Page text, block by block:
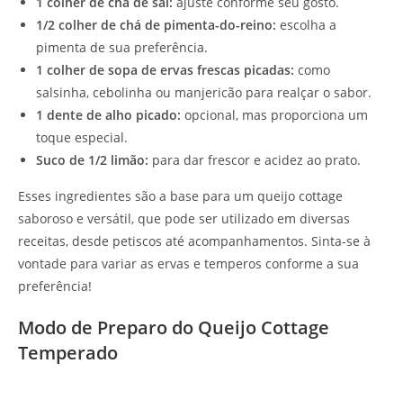
1/2 colher de chá de pimenta-do-reino: escolha a
pimenta de sua preferência.
1 colher de sopa de ervas frescas picadas: como
salsinha, cebolinha ou manjericão para realçar o sabor.
1 dente de alho picado: opcional, mas proporciona um
toque especial.
Suco de 1/2 limão: para dar frescor e acidez ao prato.
Esses ingredientes são a base para um queijo cottage
saboroso e versátil, que pode ser utilizado em diversas
receitas, desde petiscos até acompanhamentos. Sinta-se à
vontade para variar as ervas e temperos conforme a sua
preferência!
Modo de Preparo do Queijo Cottage
Temperado